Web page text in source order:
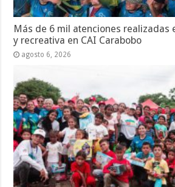
Más de 6 mil atenciones realizadas
y recreativa en CAI Carabobo
agosto 6, 2026